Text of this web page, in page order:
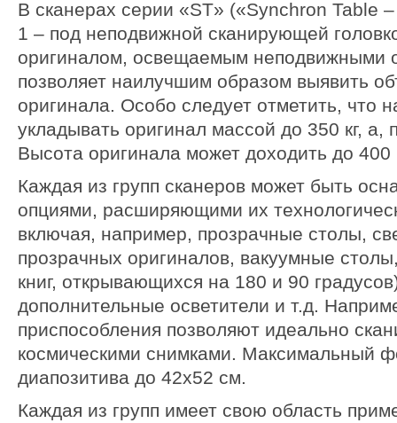
В сканерах серии «ST» («Synchron Table
1 – под неподвижной сканирующей
оригиналом, освещаемым неподвижными
позволяет наилучшим образом выявить
оригинала. Особо следует отметить, что
укладывать оригинал массой до 350 кг, а,
Высота оригинала может доходить до
Каждая из групп сканеров может быть
опциями, расширяющими их
включая, например, прозрачные столы,
прозрачных оригиналов, вакуумные
книг, открывающихся на 180 и 90
дополнительные осветители и т.д.
приспособления позволяют идеально
космическими снимками. Максимальный
диапозитива до 42х52 см.
Каждая из групп имеет свою область